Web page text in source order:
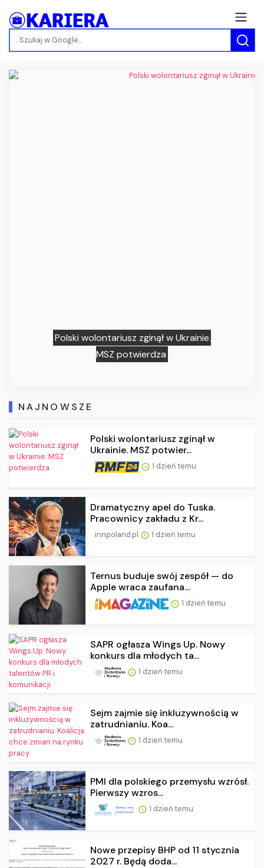
Polski wolontariusz zginął w Ukrainie.
MSZ potwierdza
NAJNOWSZE
Polski wolontariusz zginął w
Ukrainie. MSZ potwier...
1 dzień temu
Dramatyczny apel do Tuska.
Pracownicy zakładu z Kr...
innpoland.pl 1 dzień temu
Ternus buduje swój zespół — do
Apple wraca zaufana...
1 dzień temu
SAPR ogłasza Wings Up. Nowy
konkurs dla młodych ta...
1 dzień temu
Sejm zajmie się inkluzywnością w
zatrudnianiu. Koa...
1 dzień temu
PMI dla polskiego przemysłu wzrósł.
Pierwszy wzros...
1 dzień temu
Nowe przepisy BHP od 11 stycznia
2027 r. Będą doda...